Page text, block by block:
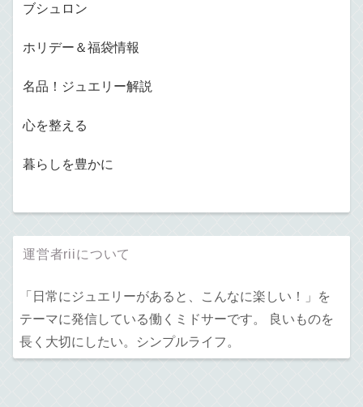
ブシュロン
ホリデー＆福袋情報
名品！ジュエリー解説
心を整える
暮らしを豊かに
運営者riiについて
「日常にジュエリーがあると、こんなに楽しい！」を
テーマに発信している働くミドサーです。 良いものを
長く大切にしたい。シンプルライフ。